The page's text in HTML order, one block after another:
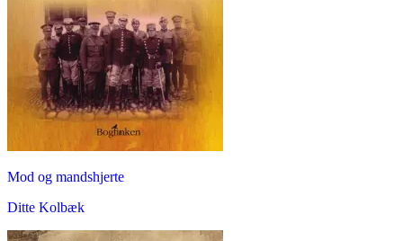
Mod og mandshjerte
Ditte Kolbæk